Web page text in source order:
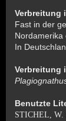
Verbreitung
Fast in der
Nordamerika
In
Verbreitung
Benutzte
STICHEL, W.